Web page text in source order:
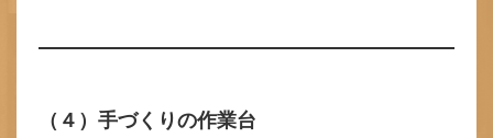
（４）手づくりの作業台